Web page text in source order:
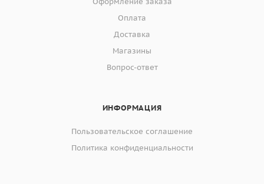
Оплата
Доставка
Магазины
Вопрос-ответ
ИНФОРМАЦИЯ
Пользовательское соглашение
Политика конфиденциальности